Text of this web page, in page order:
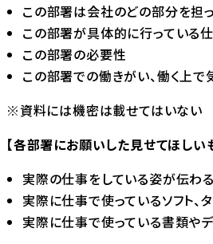
この部署は会社のどの部分を担
この部署が具体的に行っている
この部署の必要性
この部署での働きがい、働く上で
※資料には機密は載せてはいない
【各部署にお願いした見せてほしい
実際の仕事をしている姿が伝わ
実際に仕事で使っているソフト、
実際に仕事で使っている書類や